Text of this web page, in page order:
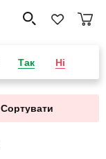
Так Ні
Сортувати